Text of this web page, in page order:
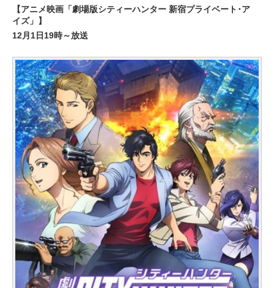
【アニメ映画「劇場版シティーハンター 新宿プライベート･ア
イズ」】
12月1日19時～放送